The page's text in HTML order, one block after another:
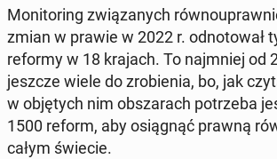
Mo­ni­to­ring zwią­za­nych
zmian w prawie w 2022 r. od­no­to­wał
reformy w 18 krajach. To naj­mniej od
jeszcze wiele do zro­bie­nia, bo, jak
w ob­ję­tych nim ob­sza­rach po­trze­ba
1500 reform, aby osią­gnąć prawną
całym świecie.